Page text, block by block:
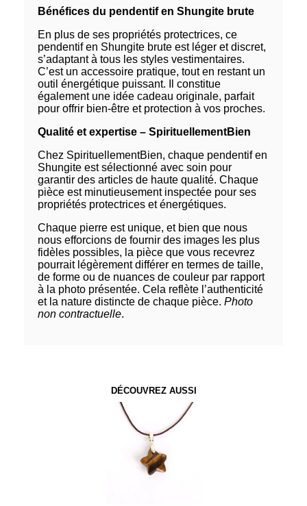
Bénéfices du pendentif en Shungite brute
En plus de ses propriétés protectrices, ce
pendentif en Shungite brute est léger et discret,
s’adaptant à tous les styles vestimentaires.
C’est un accessoire pratique, tout en restant un
outil énergétique puissant. Il constitue
également une idée cadeau originale, parfait
pour offrir bien-être et protection à vos proches.
Qualité et expertise – SpirituellementBien
Chez SpirituellementBien, chaque pendentif en
Shungite est sélectionné avec soin pour
garantir des articles de haute qualité. Chaque
pièce est minutieusement inspectée pour ses
propriétés protectrices et énergétiques.
Chaque pierre est unique, et bien que nous
nous efforcions de fournir des images les plus
fidèles possibles, la pièce que vous recevrez
pourrait légèrement différer en termes de taille,
de forme ou de nuances de couleur par rapport
à la photo présentée. Cela reflète l’authenticité
et la nature distincte de chaque pièce. Photo
non contractuelle.
DÉCOUVREZ AUSSI